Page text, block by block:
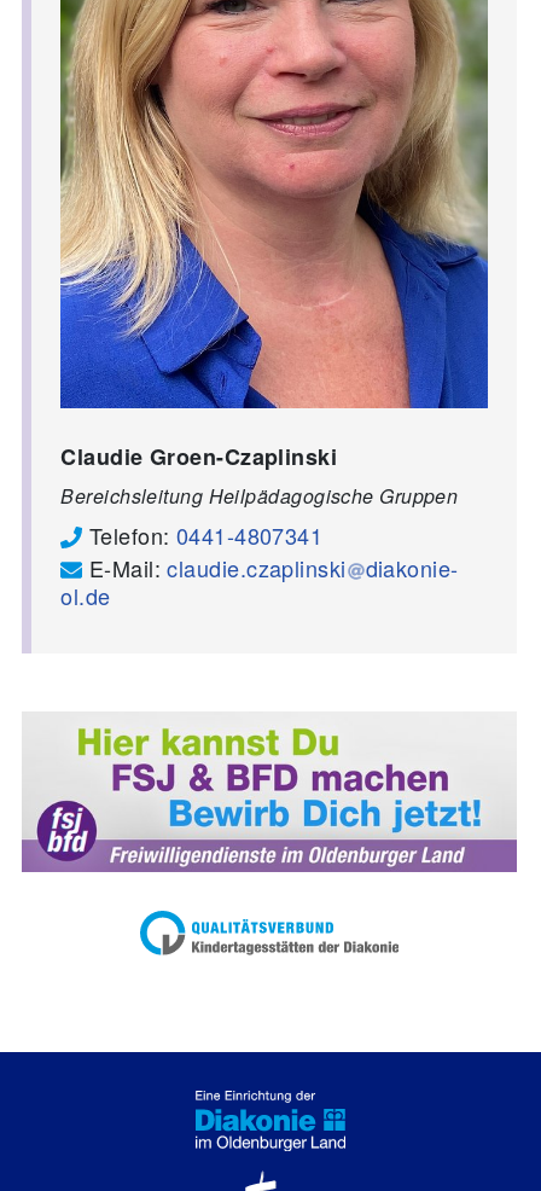
Claudie Groen-Czaplinski
Bereichsleitung Heilpädagogische Gruppen
Telefon: 0441-4807341
E-Mail:claudie.czaplinski
diakonie-
ol.de